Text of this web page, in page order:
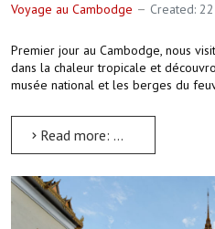
Voyage au Cambodge Created:
Premier jour au Cambodge, nous
dans la chaleur tropicale et
musée national et les berges du
Read more: Ballade à Phnom Penh